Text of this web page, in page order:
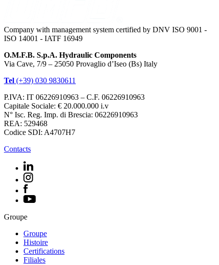
Company with management system certified by DNV ISO 9001 -
ISO 14001 - IATF 16949
O.M.F.B. S.p.A. Hydraulic Components
Via Cave, 7/9 – 25050 Provaglio d’Iseo (Bs) Italy
Tel (+39) 030 9830611
P.IVA: IT 06226910963 – C.F. 06226910963
Capitale Sociale: € 20.000.000 i.v
N° Isc. Reg. Imp. di Brescia: 06226910963
REA: 529468
Codice SDI: A4707H7
Contacts
Groupe
Groupe
Histoire
Certifications
Filiales